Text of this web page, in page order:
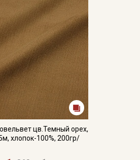
цв.Темный орех,
хлопок-100%, 200гр/